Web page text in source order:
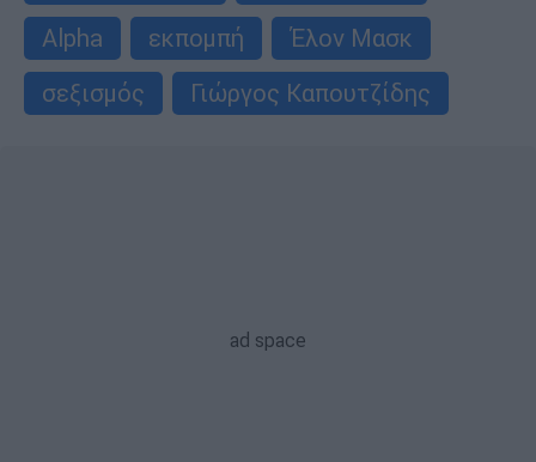
Alpha
εκπομπή
Έλον Μασκ
σεξισμός
Γιώργος Καπουτζίδης